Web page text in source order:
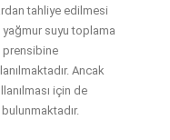
tahliye edilmesi
suyu toplama
prensibine
Ancak
için de